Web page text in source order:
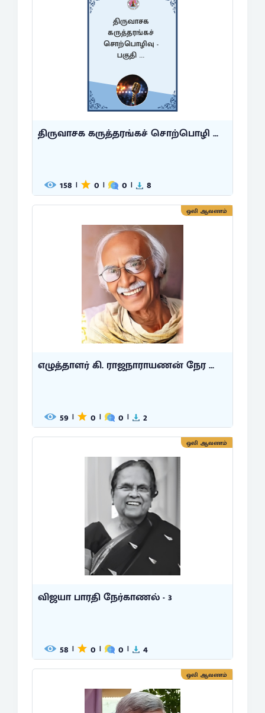
திருவாசக
கருத்தரங்கச்
சொற்பொழிவு -
பகுதி ...
திருவாசக கருத்தரங்கச் சொற்பொழி ...
158 | 0 | 0 | 8
ஒலி ஆவணம்
எழுத்தாளர் கி. ராஜநாராயணன் நேர ...
59 | 0 | 0 | 2
ஒலி ஆவணம்
விஜயா பாரதி நேர்காணல் - 3
58 | 0 | 0 | 4
ஒலி ஆவணம்